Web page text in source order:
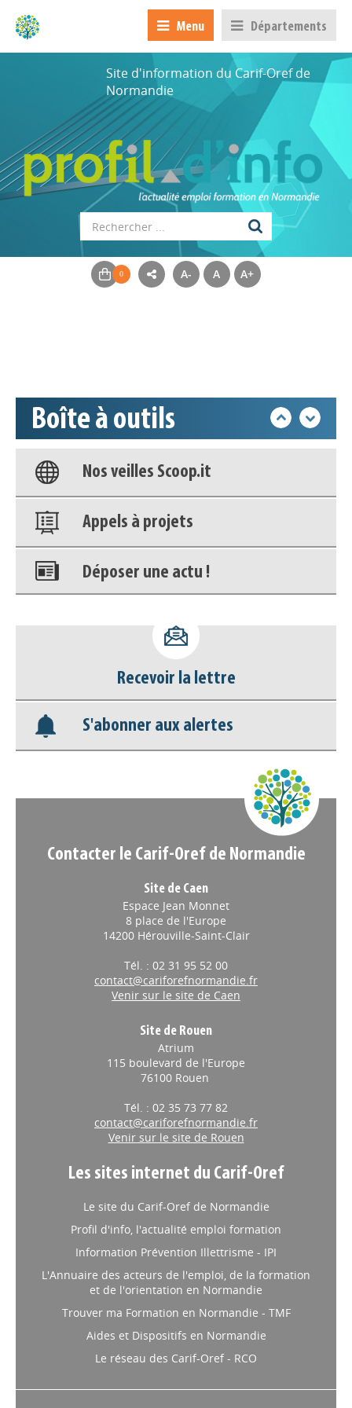
Menu Départements
Site d'information du Carif-Oref de
Normandie
A- A A+
Boîte à outils
Appels à projets
Base documentaire
Nos veilles Scoop.it
Appels à projets
Déposer une actu !
déconnecter)
Base documentaire
Nos veilles Scoop.it
Recevoir la lettre
S'abonner aux alertes
Contacter le Carif-Oref de Normandie
Site de Caen
Espace Jean Monnet
8 place de l'Europe
14200 Hérouville-Saint-Clair
Tél. : 02 31 95 52 00
contact@cariforefnormandie.fr
Venir sur le site de Caen
Site de Rouen
Atrium
115 boulevard de l'Europe
76100 Rouen
Tél. : 02 35 73 77 82
contact@cariforefnormandie.fr
Venir sur le site de Rouen
Les sites internet du Carif-Oref
Le site du Carif-Oref de Normandie
Profil d'info, l'actualité emploi formation
Information Prévention Illettrisme - IPI
L'Annuaire des acteurs de l'emploi, de la formation
et de l'orientation en Normandie
Trouver ma Formation en Normandie - TMF
Aides et Dispositifs en Normandie
Le réseau des Carif-Oref - RCO